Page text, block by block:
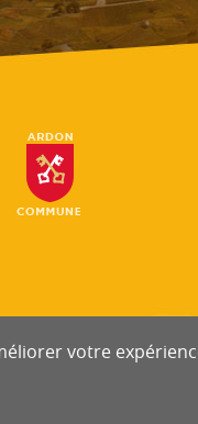
votre